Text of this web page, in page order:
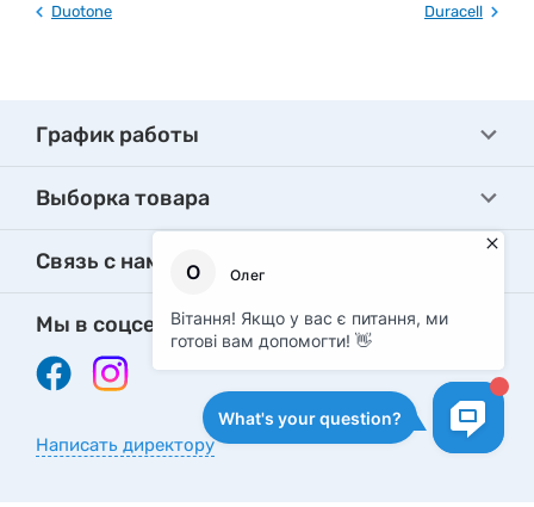
Duotone Duracell
График работы
Выборка товара
Связь с нами
Мы в соцсетях
Написать директору